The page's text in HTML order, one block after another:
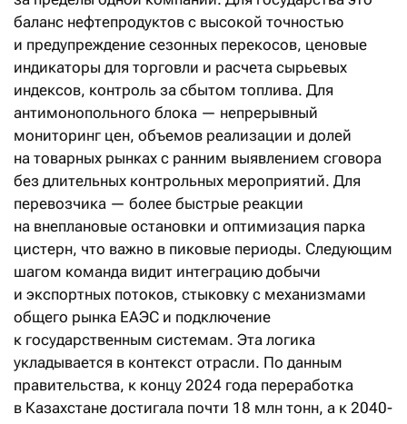
баланс нефтепродуктов с высокой точностью
и предупреждение сезонных перекосов, ценовые
индикаторы для торговли и расчета сырьевых
индексов, контроль за сбытом топлива. Для
антимонопольного блока — непрерывный
мониторинг цен, объемов реализации и долей
на товарных рынках с ранним выявлением сговора
без длительных контрольных мероприятий. Для
перевозчика — более быстрые реакции
на внеплановые остановки и оптимизация парка
цистерн, что важно в пиковые периоды. Следующим
шагом команда видит интеграцию добычи
и экспортных потоков, стыковку с механизмами
общего рынка ЕАЭС и подключение
к государственным системам. Эта логика
укладывается в контекст отрасли. По данным
правительства, к концу 2024 года переработка
в Казахстане достигала почти 18 млн тонн, а к 2040-